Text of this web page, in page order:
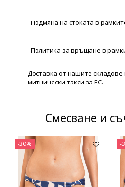
Подмяна на стоката в
Политика за връщане в
Доставка от нашите
митнически такси за ЕС.
Смесване и
-30% -